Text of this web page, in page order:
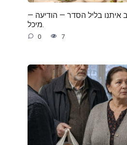
— אמא, יוסי לא יישב איתנו בליל הסדר — הודיעה
מיכל.
0 7